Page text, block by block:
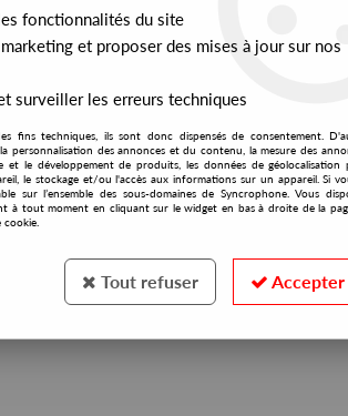
PRESALES EXCLUSIVES
fonctionnalités du site
et proposer des mises à jour sur nos
surveiller les erreurs techniques
fins techniques, ils sont donc dispensés de consentement.
personnalisation des annonces et du contenu, la mesure des
et le développement de produits, les données de géolocalisation
le stockage et/ou l'accès aux informations sur un appareil. Si
sur l’ensemble des sous-domaines de Syncrophone. Vous
à tout moment en cliquant sur le widget en bas à droite de la
Tout refuser